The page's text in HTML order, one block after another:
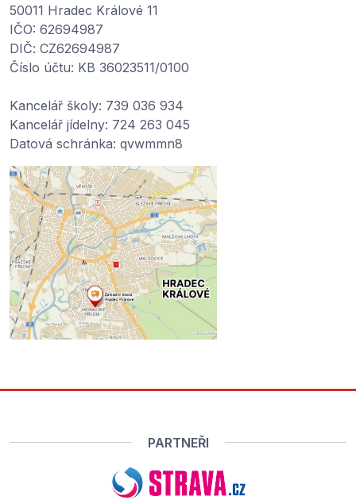
50011 Hradec Králové 11
IČO: 62694987
DIČ: CZ62694987
Číslo účtu: KB 36023511/0100
Kancelář školy: 739 036 934
Kancelář jídelny: 724 263 045
Datová schránka: qvwmmn8
PARTNEŘI